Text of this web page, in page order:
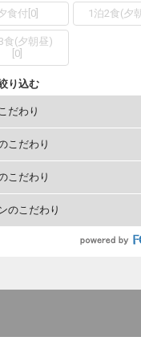
食付 0] 1泊2食(夕
食(夕朝昼)
0
り込む
だわり
こだわり
こだわり
のこだわり